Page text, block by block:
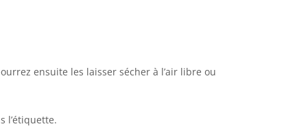
ensuite les laisser sécher à l’air libre ou
l’étiquette.